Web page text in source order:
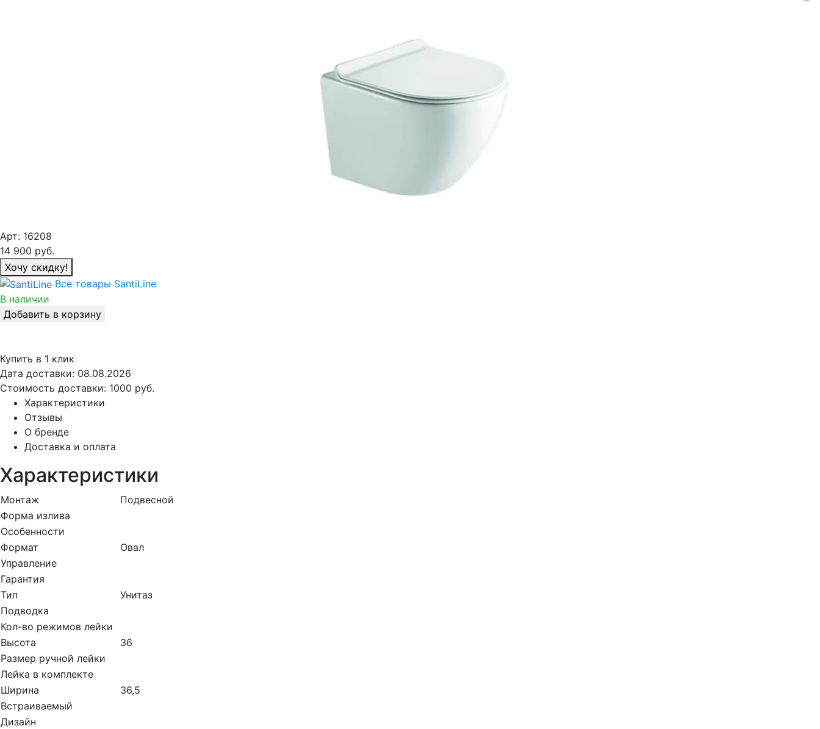
Арт: 16208
14 900 руб.
Хочу скидку!
Все товары SantiLine
В наличии
Добавить в корзину
Купить в 1 клик
Дата доставки: 08.08.2026
Стоимость доставки: 1000 руб.
Характеристики
Отзывы
О бренде
Доставка и оплата
Характеристики
Монтаж
Подвесной
Форма излива
Особенности
Формат
Овал
Управление
Гарантия
Тип
Унитаз
Подводка
Кол-во режимов лейки
Высота
36
Размер ручной лейки
Лейка в комплекте
Ширина
36,5
Встраиваемый
Дизайн